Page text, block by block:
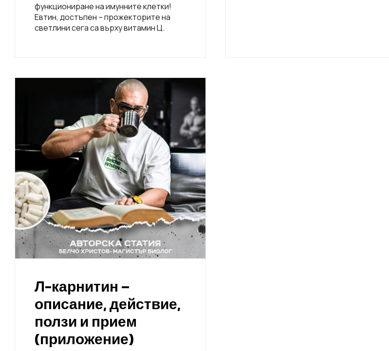
функциониране на имунните клетки!
Евтин, достъпен – прожекторите на
светлини сега са върху витамин Ц.
Л-карнитин –
описание, действие,
ползи и прием
(приложение)